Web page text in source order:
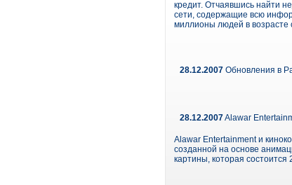
кредит. Отчаявшись найти
сети, содержащие всю
миллионы людей в возрасте
28.12.2007 Обновления в
28.12.2007Alawar
Alawar Entertainment и
созданной на основе
картины, которая состоится